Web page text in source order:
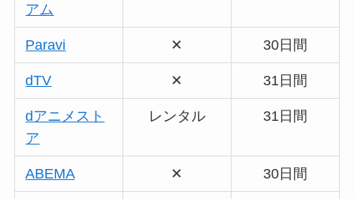
アム
Paravi ✕ 30日間
dTV ✕ 31日間
dアニメスト
ア
レンタル 31日間
ABEMA ✕ 30日間